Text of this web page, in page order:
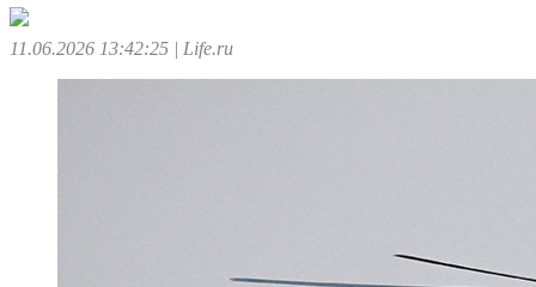
11.06.2026 13:42:25 | Life.ru